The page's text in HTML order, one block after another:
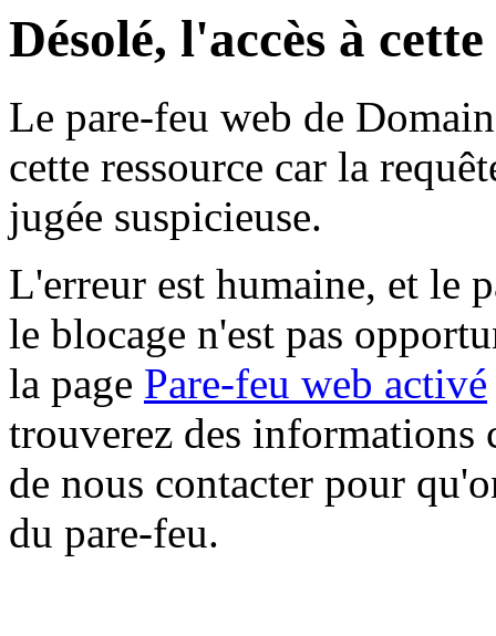
Désolé, l'accès à
Le pare-feu web de
cette ressource car la
jugée suspicieuse.
L'erreur est humaine, et le
le blocage n'est pas
la page Pare-feu web activé
trouverez des informations
de nous contacter pour
du pare-feu.